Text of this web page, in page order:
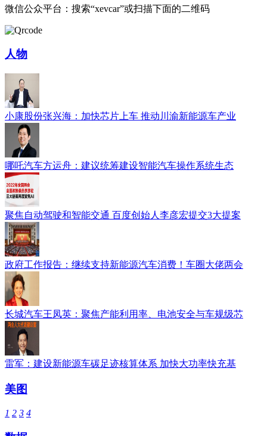
微信公众平台：搜索“xevcar”或扫描下面的二维码
人物
小康股份张兴海：加快芯片上车 推动川渝新能源车产业
哪吒汽车方运舟：建议统筹建设智能汽车操作系统生态
聚焦自动驾驶和智能交通 百度创始人李彦宏提交3大提案
政府工作报告：继续支持新能源汽车消费！车圈大佬两会
长城汽车王凤英：聚焦产能利用率、电池安全与车规级芯
雷军：建设新能源车碳足迹核算体系 加快大功率快充基
美图
1 2 3 4